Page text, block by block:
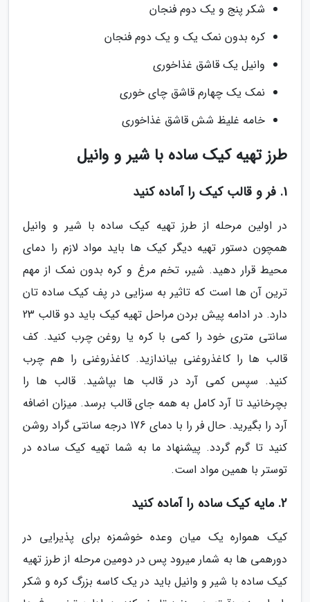
شکر پنج و یک دوم فنجان
کره بدون نمک یک و یک دوم فنجان
وانیل یک قاشق غذاخوری
نمک یک چهارم قاشق چای خوری
خامه غلیظ شش قاشق غذاخوری
طرز تهیه کیک ساده با شیر و وانیل
1. فر و قالب کیک را آماده کنید
در اولین مرحله از طرز تهیه کیک ساده با شیر و وانیل
همچون دستور تهیه دیگر کیک ها باید مواد لازم را دمای
محیط قرار دهید. شیر، تخم مرغ و کره بدون نمک از مهم
ترین آن ها است که تاثیر به سزایی در پف کیک ساده تان
دارد. در ادامه پیش بردن مراحل تهیه کیک باید دو قالب 23
سانتی متری خود را کمی با کره یا روغن چرب کنید. کف
قالب ها را کاغذروغنی بیاندازید. کاغذروغنی را هم چرب
کنید. سپس کمی آرد در قالب ها بپاشید. قالب ها را
بچرخانید تا آرد کامل به همه جای قالب برسد. میزان اضافه
آرد را بگیرید. حال فر را با دمای 176 درجه سانتی گراد روشن
کنید تا گرم گردد. پیشنهاد ما به شما تهیه کیک ساده در
توستر با همین مواد است.
2. مایه کیک ساده را آماده کنید
کیک همواره یک میان وعده خوشمزه برای پذیرایی در
دورهمی ها به شمار میرود پس در دومین مرحله از طرز تهیه
کیک ساده با شیر و وانیل باید در یک کاسه بزرگ کره و شکر